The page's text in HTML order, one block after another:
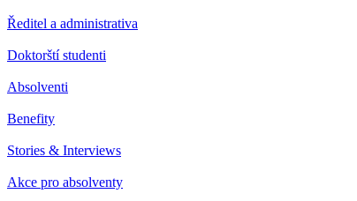
Ředitel a administrativa
Doktorští studenti
Absolventi
Benefity
Stories & Interviews
Akce pro absolventy